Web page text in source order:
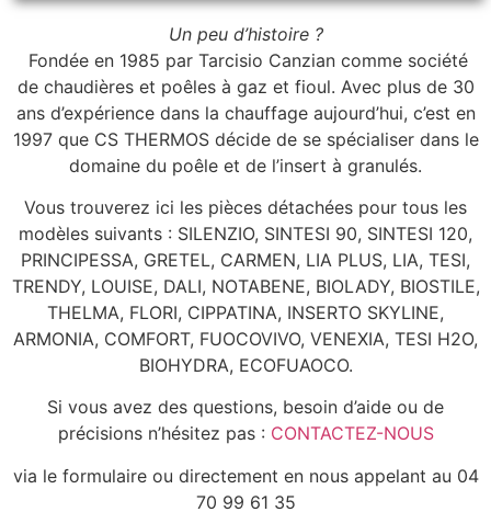
Un peu d’histoire ?
Fondée en 1985 par Tarcisio Canzian comme société
de chaudières et poêles à gaz et fioul. Avec plus de 30
ans d’expérience dans la chauffage aujourd’hui, c’est en
1997 que CS THERMOS décide de se spécialiser dans le
domaine du poêle et de l’insert à granulés.
Vous trouverez ici les pièces détachées pour tous les
modèles suivants : SILENZIO, SINTESI 90, SINTESI 120,
PRINCIPESSA, GRETEL, CARMEN, LIA PLUS, LIA, TESI,
TRENDY, LOUISE, DALI, NOTABENE, BIOLADY, BIOSTILE,
THELMA, FLORI, CIPPATINA, INSERTO SKYLINE,
ARMONIA, COMFORT, FUOCOVIVO, VENEXIA, TESI H2O,
BIOHYDRA, ECOFUAOCO.
Si vous avez des questions, besoin d’aide ou de
précisions n’hésitez pas : CONTACTEZ-NOUS
via le formulaire ou directement en nous appelant au 04
70 99 61 35